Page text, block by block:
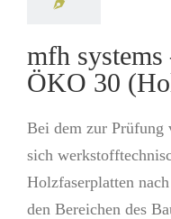
mfh
ÖKO 30
Bei dem zur Prüfung
sich
Holzfaserplatten
den Bereichen des